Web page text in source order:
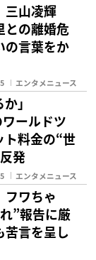
三山凌輝
との離婚危
言葉をか
エンタメニュース
」
ールドツ
料金の“世
発
エンタメニュース
フワちゃ
”報告に厳
言を呈し